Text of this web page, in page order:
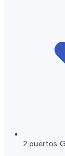
2 puertos